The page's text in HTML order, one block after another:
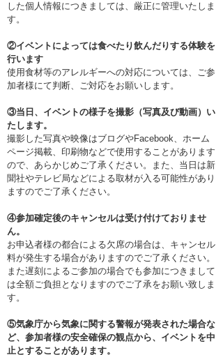
した個人情報につきましては、厳正に管理いたしま
す。
②イベントによっては食べたり飲んだりする体験を
行います
使用食材等のアレルギーへの対応については、ご参
加者様にて判断、ご対応をお願いします。
③当日、イベントの様子を撮影（写真及び動画）い
たします。
撮影した写真や映像はブログやFacebook、ホーム
ページ掲載、印刷物などで使用することがあります
ので、あらかじめご了承ください。また、当日は新
聞社やテレビ局などによる取材が入る可能性があり
ますのでご了承ください。
④参加確定後のキャンセルは受け付けておりませ
ん。
お申込者様の都合による欠席の場合は、キャンセル
料が発生する場合がありますのでご了承ください。
また遅刻によるご参加の場合でも参加につきまして
は全額ご負担となりますのでご了承をお願い致しま
す。
⑤気象庁から気象に関する警報が発表された場合な
ど、参加者様の安全確保の観点から、イベントを中
止とすることがあります。